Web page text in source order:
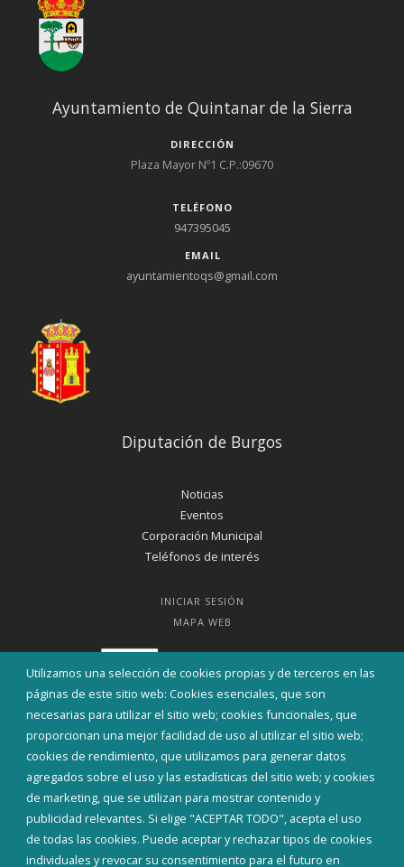
Utilizamos una selección de cookies propias y de terceros en las
páginas de este sitio web: Cookies esenciales, que son
necesarias para utilizar el sitio web; cookies funcionales, que
proporcionan una mejor facilidad de uso al utilizar el sitio web;
cookies de rendimiento, que utilizamos para generar datos
agregados sobre el uso y las estadísticas del sitio web; y cookies
de marketing, que se utilizan para mostrar contenido y
publicidad relevantes. Si elige "ACEPTAR TODO", acepta el uso
de todas las cookies. Puede aceptar y rechazar tipos de cookies
individuales y revocar su consentimiento para el futuro en
Ayuntamiento de Quintanar de la Sierra
DIRECCIÓN
Plaza Mayor Nº1 C.P.:09670
TELÉFONO
947395045
EMAIL
ayuntamientoqs@gmail.com
Diputación de Burgos
Noticias
Eventos
Corporación Municipal
Teléfonos de interés
INICIAR SESIÓN
MAPA WEB